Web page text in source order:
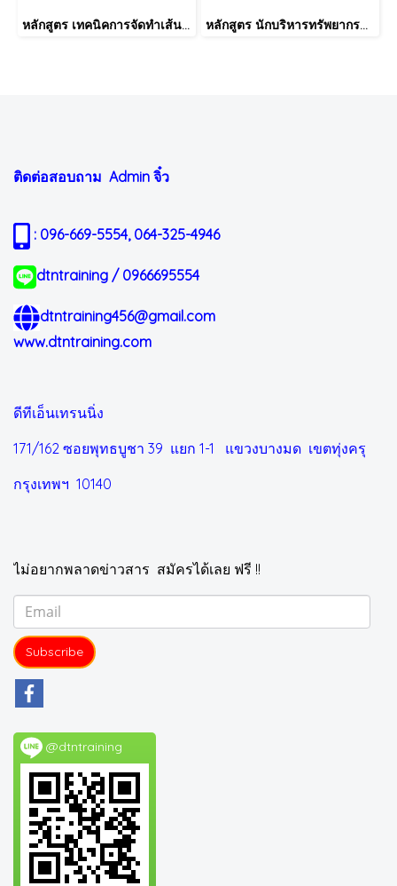
หลักสูตร เทคนิคการจัดทำเส้นทางการฝึกอบรม และการพัฒนาบุคลากร เป็นรายบุคคลอย่างเป็นระบบ Effective Training and Development Road Map & IDP Implementation หลักสูตร นักบริหารทรัพยากรบุคคลมือใหม่ (HR New Comer)
ติดต่อสอบถาม Admin จิ๋ว
: 096-669-5554, 064-325-4946
dtntraining / 0966695554
dtntraining456@gmail.com
www.dtntraining.com
ดีทีเอ็นเทรนนิ่ง
171/162 ซอยพุทธบูชา 39 แยก 1-1 แขวงบางมด เขตทุ่งครุ
กรุงเทพฯ 10140
ไม่อยากพลาดข่าวสาร สมัครได้เลย ฟรี !!
Subscribe
@dtntraining